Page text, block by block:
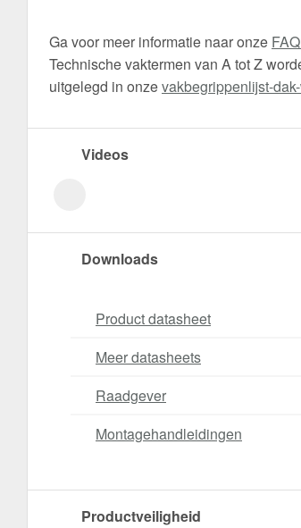
Ga voor meer informatie naar onze
Technische vaktermen van A tot Z
uitgelegd in onzevakbegrippenlijst-
Videos
Downloads
Product datasheet
Meer datasheets
Raadgever
Montagehandleidingen
Productveiligheid